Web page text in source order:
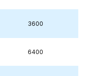
3600
6400